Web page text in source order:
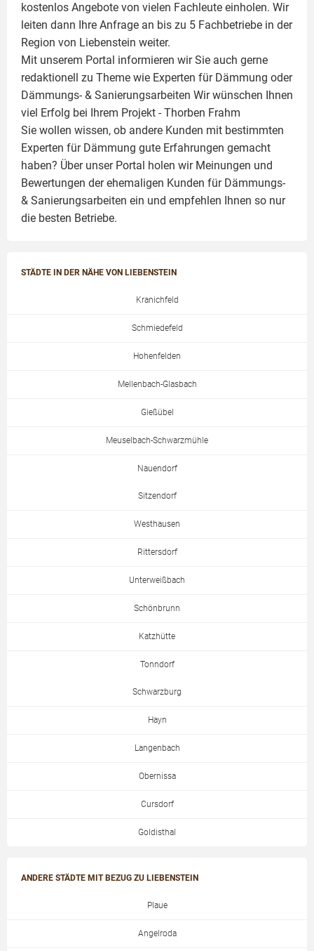
kostenlos Angebote von vielen Fachleute einholen. Wir
leiten dann Ihre Anfrage an bis zu 5 Fachbetriebe in der
Region von Liebenstein weiter.
Mit unserem Portal informieren wir Sie auch gerne
redaktionell zu Theme wie Experten für Dämmung oder
Dämmungs- & Sanierungsarbeiten Wir wünschen Ihnen
viel Erfolg bei Ihrem Projekt - Thorben Frahm
Sie wollen wissen, ob andere Kunden mit bestimmten
Experten für Dämmung gute Erfahrungen gemacht
haben? Über unser Portal holen wir Meinungen und
Bewertungen der ehemaligen Kunden für Dämmungs-
& Sanierungsarbeiten ein und empfehlen Ihnen so nur
die besten Betriebe.
STÄDTE IN DER NÄHE VON LIEBENSTEIN
Kranichfeld
Schmiedefeld
Hohenfelden
Mellenbach-Glasbach
Gießübel
Meuselbach-Schwarzmühle
Nauendorf
Sitzendorf
Westhausen
Rittersdorf
Unterweißbach
Schönbrunn
Katzhütte
Tonndorf
Schwarzburg
Hayn
Langenbach
Obernissa
Cursdorf
Goldisthal
ANDERE STÄDTE MIT BEZUG ZU LIEBENSTEIN
Plaue
Angelroda